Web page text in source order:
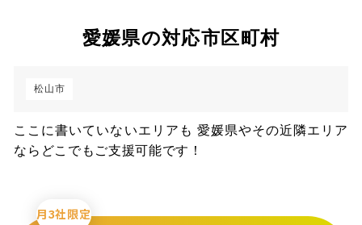
愛媛県の対応市区町村
松山市
ここに書いていないエリアも 愛媛県やその近隣エリア
ならどこでもご支援可能です！
月3社限定